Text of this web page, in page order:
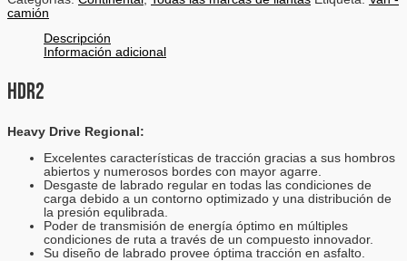
camión
Descripción
Información adicional
HDR2
Heavy Drive Regional:
Excelentes características de tracción gracias a sus hombros
abiertos y numerosos bordes con mayor agarre.
Desgaste de labrado regular en todas las condiciones de
carga debido a un contorno optimizado y una distribución de
la presión equlibrada.
Poder de transmisión de energía óptimo en múltiples
condiciones de ruta a través de un compuesto innovador.
Su diseño de labrado provee óptima tracción en asfalto.